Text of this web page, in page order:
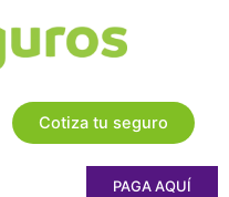
Cotiza tu seguro
PAGA AQUÍ